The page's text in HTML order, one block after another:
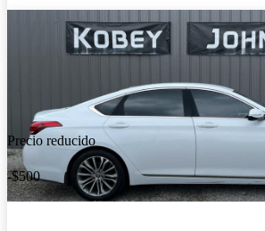
Precio reducido
-$500